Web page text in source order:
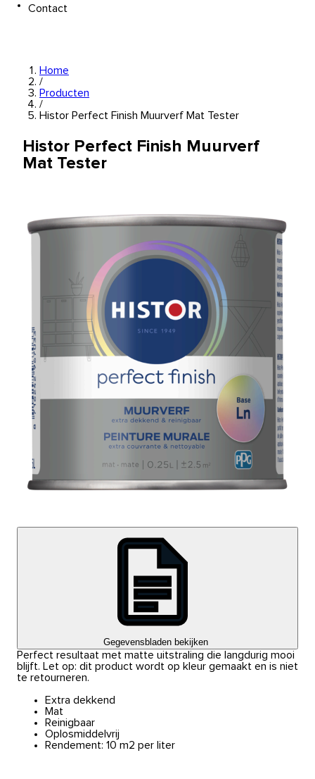
Contact
Home
/
Producten
/
Histor Perfect Finish Muurverf Mat Tester
Histor Perfect Finish Muurverf
Mat Tester
Gegevensbladen bekijken
Perfect resultaat met matte uitstraling die langdurig mooi
blijft. Let op: dit product wordt op kleur gemaakt en is niet
te retourneren.
Extra dekkend
Mat
Reinigbaar
Oplosmiddelvrij
Rendement: 10 m2 per liter